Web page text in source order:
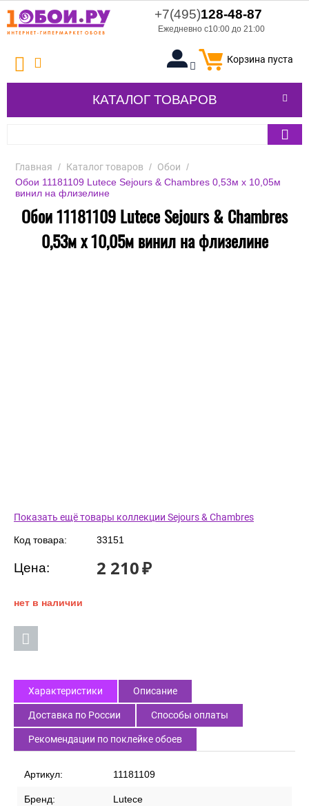
+7(495)128-48-87
Ежедневно с10:00 до 21:00
Корзина пуста
КАТАЛОГ ТОВАРОВ
Главная / Каталог товаров / Обои /
Обои 11181109 Lutece Sejours & Chambres 0,53м x 10,05м
винил на флизелине
Обои 11181109 Lutece Sejours & Chambres
0,53м x 10,05м винил на флизелине
Показать ещё товары коллекции Sejours & Chambres
Код товара: 33151
Цена: 2 210₽
нет в наличии
Характеристики Описание
Доставка по России Способы оплаты
Рекомендации по поклейке обоев
Артикул: 11181109
Бренд: Lutece